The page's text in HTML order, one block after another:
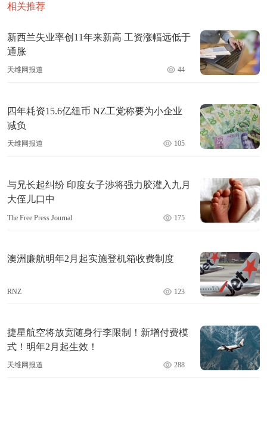
相关推荐
新西兰失业率创11年来新高 工资涨幅远低于
通胀
天维网报道 44
四年耗资15.6亿纽币 NZ工党称要为小企业
减负
天维网报道 105
与兄长起纠纷 印度女子涉将强力胶灌入九月
大侄儿口中
The Free Press Journal 175
澳洲廉航明年2月起实施登机箱收费制度
RNZ 123
捷星航空将放宽随身行李限制！新增付费模
式！明年2月起生效！
天维网报道 288